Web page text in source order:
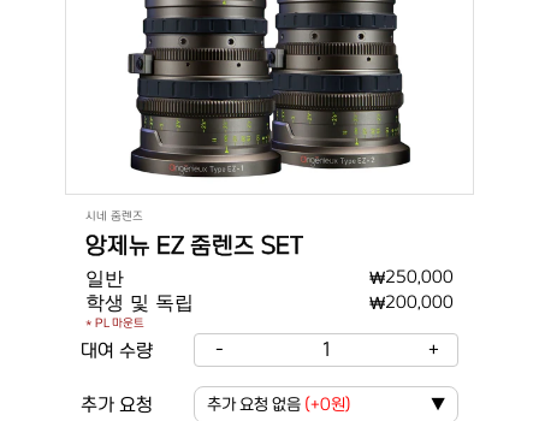
시네 줌렌즈
앙제뉴 EZ 줌렌즈 SET
일반 ₩250,000
학생 및 독립 ₩200,000
* PL 마운트
대여 수량 - 1 +
추가 요청 추가 요청 없음 (+0원) ▼